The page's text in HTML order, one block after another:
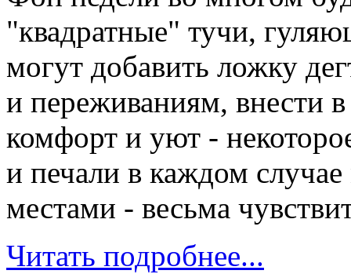
"квадратные" тучи,
могут добавить ложку
и переживаниям, внести
комфорт и уют -
и печали в каждом
местами - весьма
Читать подробнее...